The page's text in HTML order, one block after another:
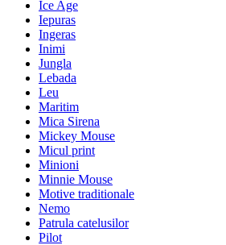
Ice Age
Iepuras
Ingeras
Inimi
Jungla
Lebada
Leu
Maritim
Mica Sirena
Mickey Mouse
Micul print
Minioni
Minnie Mouse
Motive traditionale
Nemo
Patrula catelusilor
Pilot